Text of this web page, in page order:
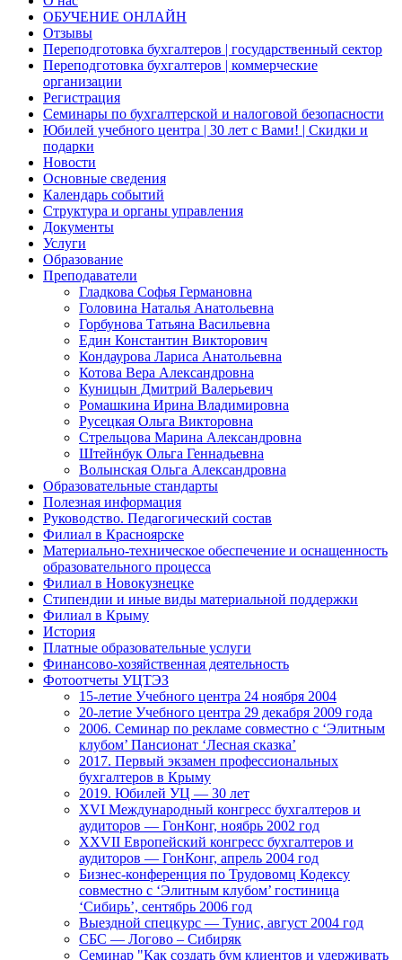
ОБУЧЕНИЕ ОНЛАЙН
Отзывы
Переподготовка бухгалтеров | государственный сектор
Переподготовка бухгалтеров | коммерческие
организации
Регистрация
Семинары по бухгалтерской и налоговой безопасности
Юбилей учебного центра | 30 лет с Вами! | Скидки и
подарки
Новости
Основные сведения
Календарь событий
Структура и органы управления
Документы
Услуги
Образование
Преподаватели
Гладкова Софья Германовна
Головина Наталья Анатольевна
Горбунова Татьяна Васильевна
Един Константин Викторович
Кондаурова Лариса Анатольевна
Котова Вера Александровна
Куницын Дмитрий Валерьевич
Ромашкина Ирина Владимировна
Русецкая Ольга Викторовна
Стрельцова Марина Александровна
Штейнбук Ольга Геннадьевна
Волынская Ольга Александровна
Образовательные стандарты
Полезная информация
Руководство. Педагогический состав
Филиал в Красноярске
Материально-техническое обеспечение и оснащенность
образовательного процесса
Филиал в Новокузнецке
Стипендии и иные виды материальной поддержки
Филиал в Крыму
История
Платные образовательные услуги
Финансово-хозяйственная деятельность
Фотоотчеты УЦТЭЗ
15-летие Учебного центра 24 ноября 2004
20-летие Учебного центра 29 декабря 2009 года
2006. Семинар по рекламе совместно с ‘Элитным
клубом’ Пансионат ‘Лесная сказка’
2017. Первый экзамен профессиональных
бухгалтеров в Крыму
2019. Юбилей УЦ — 30 лет
XVI Международный конгресс бухгалтеров и
аудиторов — ГонКонг, ноябрь 2002 год
XXVII Европейский конгресс бухгалтеров и
аудиторов — ГонКонг, апрель 2004 год
Бизнес-конференция по Трудовомц Кодексу
совместно с ‘Элитным клубом’ гостиница
‘Сибирь’, сентябрь 2006 год
Выездной спецкурс — Тунис, август 2004 год
СБС — Логово – Сибиряк
Семинар "Как создать бум клиентов и удерживать